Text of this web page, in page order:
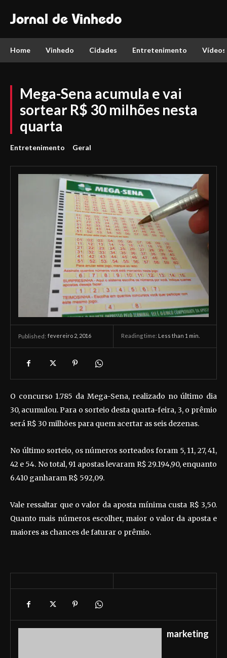
Jornal de Vinhedo
Home Vinhedo Cidades Entretenimento Vídeos
Mega-Sena acumula e vai
sortear R$ 30 milhões nesta
quarta
Entretenimento Geral
Published: fevereiro 2, 2016 Reading time: Less than 1 min.
O concurso 1.785 da Mega-Sena, realizado no último dia
30, acumulou. Para o sorteio desta quarta-feira, 3, o prêmio
será R$ 30 milhões para quem acertar as seis dezenas.
No último sorteio, os números sorteados foram 5, 11, 27, 41,
42 e 54. No total, 91 apostas levaram R$ 29.194,90, enquanto
6.410 ganharam R$ 592,09.
Vale ressaltar que o valor da aposta mínima custa R$ 3,50.
Quanto mais números escolher, maior o valor da aposta e
maiores as chances de faturar o prêmio.
marketing